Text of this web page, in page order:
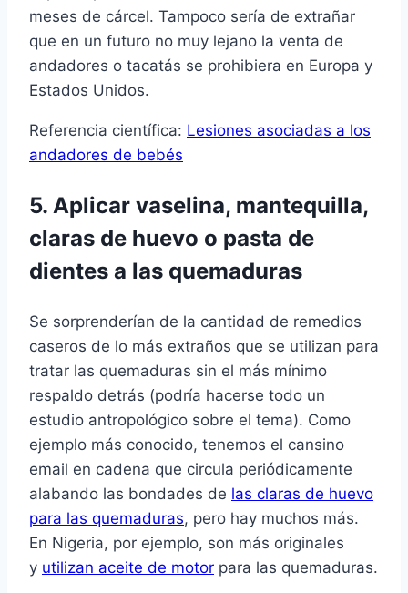
meses de cárcel. Tampoco serí­a de extrañar
que en un futuro no muy lejano la venta de
andadores o tacatás se prohibiera en Europa y
Estados Unidos.
Referencia cientí­fica: Lesiones asociadas a los
andadores de bebés
5. Aplicar vaselina, mantequilla,
claras de huevo o pasta de
dientes a las quemaduras
Se sorprenderí­an de la cantidad de remedios
caseros de lo más extraños que se utilizan para
tratar las quemaduras sin el más mí­nimo
respaldo detrás (podrí­a hacerse todo un
estudio antropológico sobre el tema). Como
ejemplo más conocido, tenemos el cansino
email en cadena que circula periódicamente
alabando las bondades de las claras de huevo
para las quemaduras, pero hay muchos más.
En Nigeria, por ejemplo, son más originales
y utilizan aceite de motor para las quemaduras.